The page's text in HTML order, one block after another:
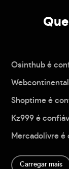
Osinthub é
Shoptime é
Kz999 é
Mercadolivre é
Carregar mais